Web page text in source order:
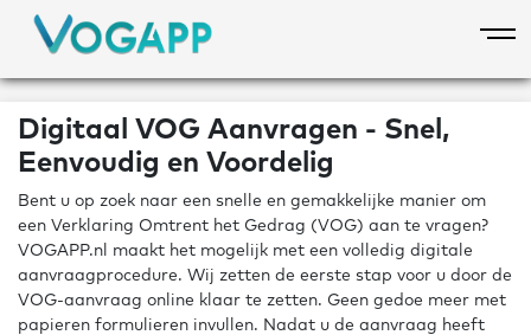
Overslaan
de
gaanDigitaal VOG Aanvragen - Snel,
Eenvoudig en Voordelig
Bent u op zoek naar een snelle en gemakkelijke manier om
een Verklaring Omtrent het Gedrag (VOG) aan te vragen?
VOGAPP.nl maakt het mogelijk met een volledig digitale
aanvraagprocedure. Wij zetten de eerste stap voor u door de
VOG-aanvraag online klaar te zetten. Geen gedoe meer met
papieren formulieren invullen. Nadat u de aanvraag heeft